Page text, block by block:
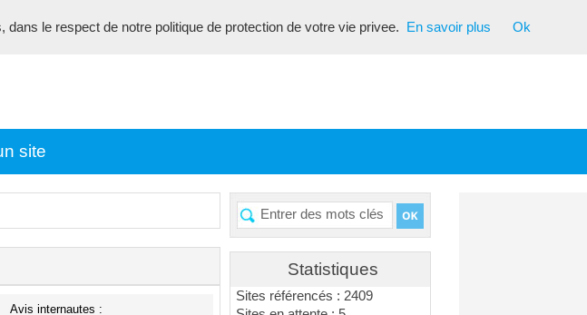
site
Statistiques
Sites référencés : 2409
Avis internautes :
le respect de notre politique de protection de votre vie privee. En savoir plus Ok